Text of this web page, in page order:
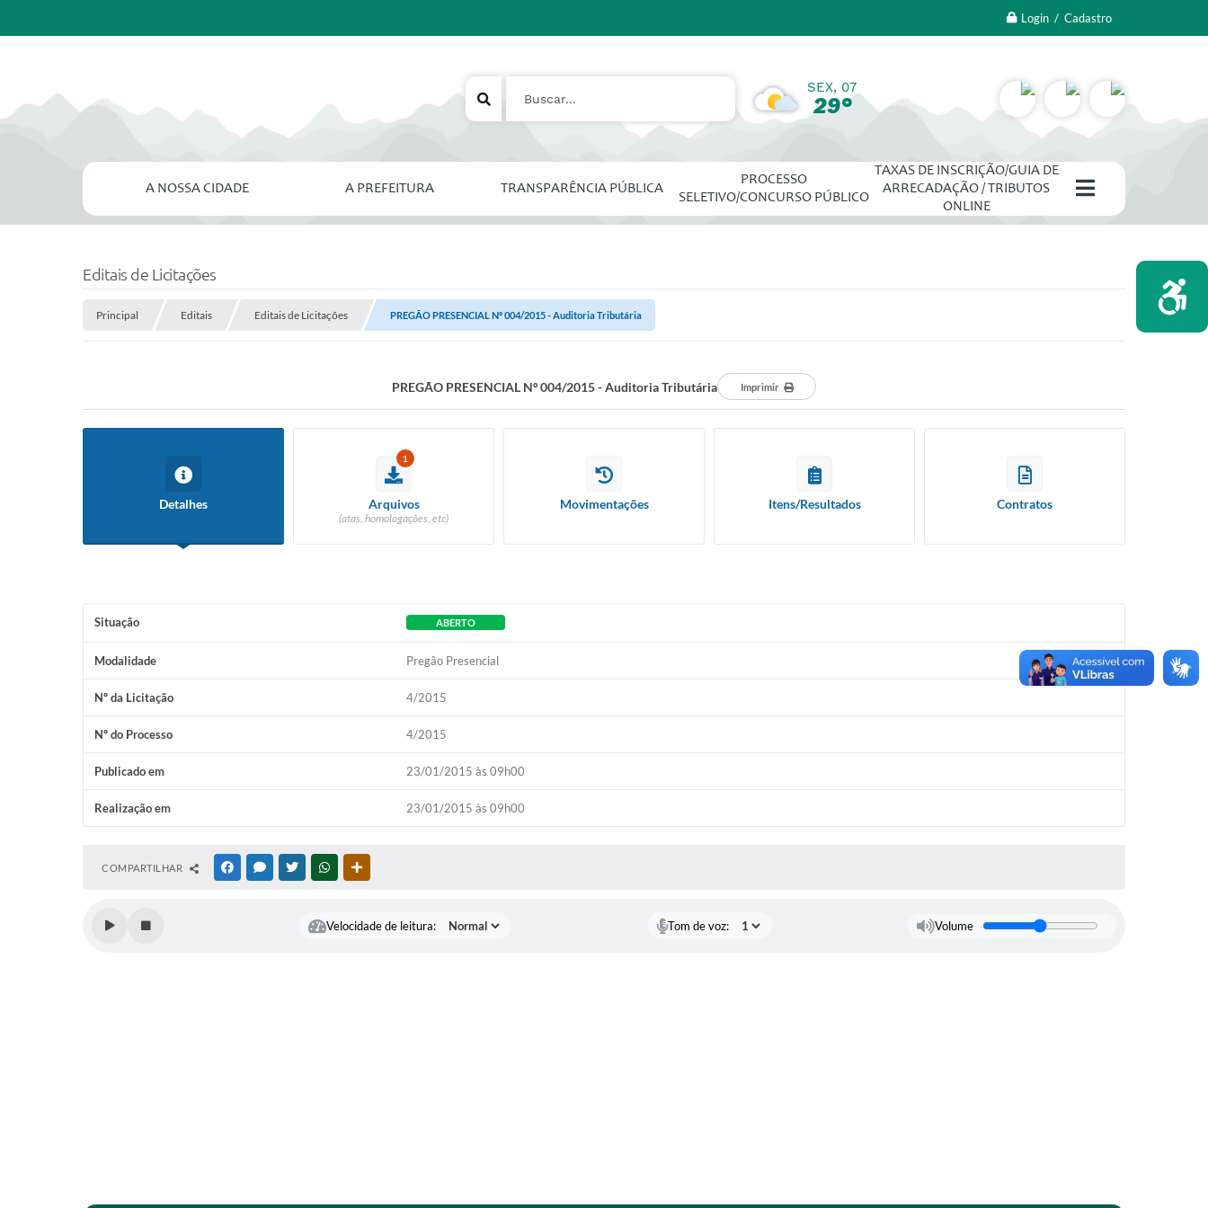
Login / Cadastro
SEX, 07
29°
A NOSSA CIDADE A PREFEITURA TRANSPARÊNCIA PÚBLICA
PROCESSO
SELETIVO/CONCURSO PÚBLICO
TAXAS DE INSCRIÇÃO/GUIA DE
ARRECADAÇÃO / TRIBUTOS
ONLINE
Editais de Licitações
Principal Editais Editais de Licitações PREGÃO PRESENCIAL Nº 004/2015 - Auditoria Tributária
PREGÃO PRESENCIAL Nº 004/2015 - Auditoria Tributária Imprimir
Detalhes
1
Arquivos
(atas, homologações, etc)
Movimentações Itens/Resultados Contratos
Situação ABERTO
Modalidade Pregão Presencial
Nº da Licitação 4/2015
Nº do Processo 4/2015
Publicado em 23/01/2015 às 09h00
Realização em 23/01/2015 às 09h00
COMPARTILHAR FACEBOOKMESSENGER
TWITTERWHATSAPP
Velocidade de leitura: Tom de voz: Volume